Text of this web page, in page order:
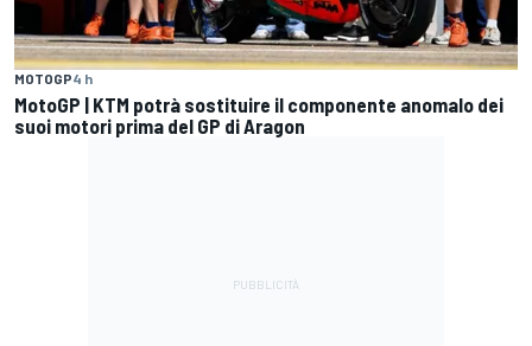
MOTOGP4 h
MotoGP | KTM potrà sostituire il componente anomalo dei
suoi motori prima del GP di Aragon